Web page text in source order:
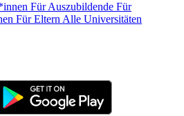
Für Auszubildende Für
Für Eltern Alle Universitäten